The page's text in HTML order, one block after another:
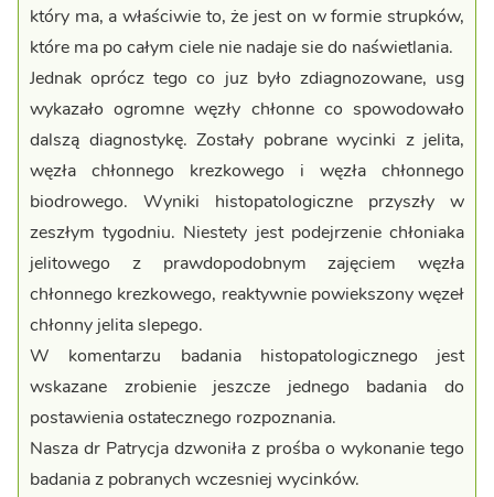
który ma, a właściwie to, że jest on w formie strupków,
które ma po całym ciele nie nadaje sie do naświetlania.
Jednak oprócz tego co juz było zdiagnozowane, usg
wykazało ogromne węzły chłonne co spowodowało
dalszą diagnostykę. Zostały pobrane wycinki z jelita,
węzła chłonnego krezkowego i węzła chłonnego
biodrowego. Wyniki histopatologiczne przyszły w
zeszłym tygodniu. Niestety jest podejrzenie chłoniaka
jelitowego z prawdopodobnym zajęciem węzła
chłonnego krezkowego, reaktywnie powiekszony węzeł
chłonny jelita slepego.
W komentarzu badania histopatologicznego jest
wskazane zrobienie jeszcze jednego badania do
postawienia ostatecznego rozpoznania.
Nasza dr Patrycja dzwoniła z prośba o wykonanie tego
badania z pobranych wczesniej wycinków.